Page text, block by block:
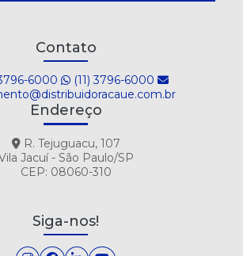
Contato
6000
(11) 3796-6000
Endereço
R. Tejuguacu, 107
Jacuí - São Paulo/SP
CEP: 08060-310
Siga-nos!